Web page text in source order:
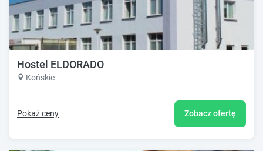
Hostel ELDORADO
Końskie
Pokaż ceny Zobacz ofertę